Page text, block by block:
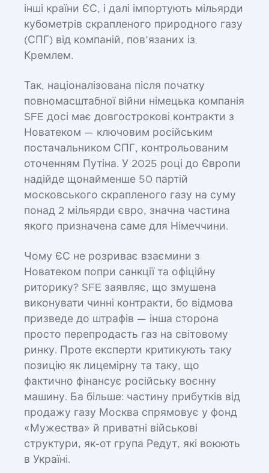
інші країни ЄС, і далі імпортують мільярди
кубометрів скрапленого природного газу
(СПГ) від компаній, пов’язаних із
Кремлем.
Так, націоналізована після початку
повномасштабної війни німецька компанія
SFE досі має довгострокові контракти з
Новатеком — ключовим російським
постачальником СПГ, контрольованим
оточенням Путіна. У 2025 році до Європи
надійде щонайменше 50 партій
московського скрапленого газу на суму
понад 2 мільярди євро, значна частина
якого призначена саме для Німеччини.
Чому ЄС не розриває взаємини з
Новатеком попри санкції та офіційну
риторику? SFE заявляє, що змушена
виконувати чинні контракти, бо відмова
призведе до штрафів — інша сторона
просто перепродасть газ на світовому
ринку. Проте експерти критикують таку
позицію як лицемірну та таку, що
фактично фінансує російську воєнну
машину. Ба більше: частину прибутків від
продажу газу Москва спрямовує у фонд
«Мужества» й приватні військові
структури, як-от група Редут, які воюють
в Україні.